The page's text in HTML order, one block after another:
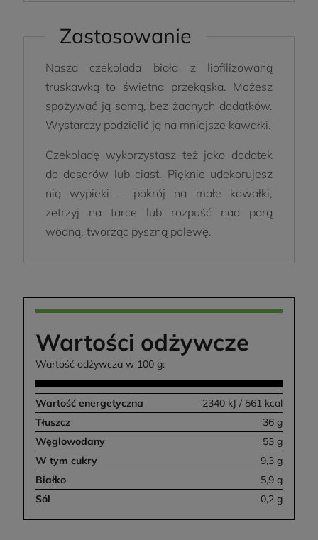
Zastosowanie
Nasza czekolada biała z liofilizowaną
truskawką to świetna przekąska. Możesz
spożywać ją samą, bez żadnych dodatków.
Wystarczy podzielić ją na mniejsze kawałki.
Czekoladę wykorzystasz też jako dodatek
do deserów lub ciast. Pięknie udekorujesz
nią wypieki – pokrój na małe kawałki,
zetrzyj na tarce lub rozpuść nad parą
wodną, tworząc pyszną polewę.
Wartości odżywcze
Wartość odżywcza w 100 g:
Wartość energetyczna
2340 kJ / 561 kcal
Tłuszcz
36 g
Węglowodany
53 g
W tym cukry
9,3 g
Białko
5,9 g
Sól
0,2 g